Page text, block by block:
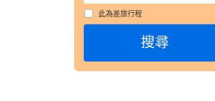
此為差旅行程
搜尋